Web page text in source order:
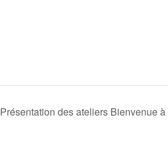
Présentation des ateliers Bienvenue